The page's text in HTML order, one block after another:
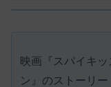
映画『スパイキ
ン』のストーリ